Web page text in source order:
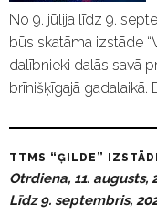
No 9. jūlija līdz 9.
būs skatāma izstāde
dalībnieki dalās savā
brīnišķīgajā gadalaikā.
TTMS “ĢILDE”
Otrdiena, 11. augusts,
Līdz 9. septembris,